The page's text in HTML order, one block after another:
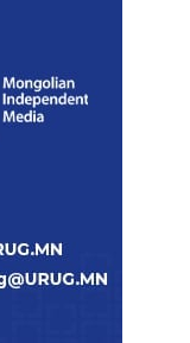
тахилгад